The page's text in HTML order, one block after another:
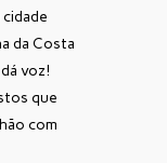
da Costa
voz!
que
com